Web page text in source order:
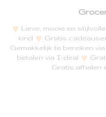
Lieve, mooie en
kind
Gratis
Gemakkelijk te bereiken
betalen via I-deal
Gratis afhalen